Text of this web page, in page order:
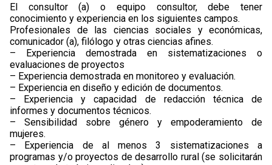
El consultor (a) o equipo consultor, debe tener
conocimiento y experiencia en los siguientes campos.
Profesionales de las ciencias sociales y económicas,
comunicador (a), filólogo y otras ciencias afines.
– Experiencia demostrada en sistematizaciones o
evaluaciones de proyectos
– Experiencia demostrada en monitoreo y evaluación.
– Experiencia en diseño y edición de documentos.
– Experiencia y capacidad de redacción técnica de
informes y documentos técnicos.
– Sensibilidad sobre género y empoderamiento de
mujeres.
– Experiencia de al menos 3 sistematizaciones a
programas y/o proyectos de desarrollo rural (se solicitarán